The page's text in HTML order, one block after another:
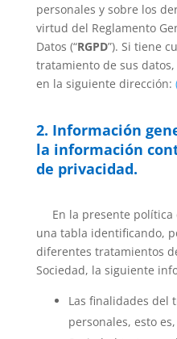
personales y sobre los
virtud del Reglamento
Datos (“RGPD”). Si tiene
tratamiento de sus
en la siguiente dirección:
2. Información
la información
de privacidad.
En la presente
una tabla identificando,
diferentes tratamientos
Sociedad, la siguiente
Las finalidades del
personales, esto